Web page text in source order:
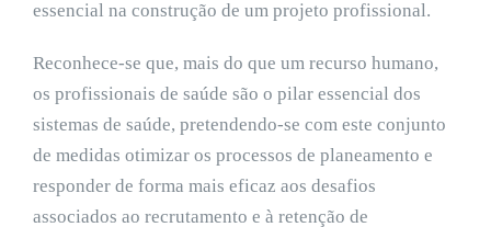
essencial na construção de um projeto profissional.
Reconhece-se que, mais do que um recurso humano,
os profissionais de saúde são o pilar essencial dos
sistemas de saúde, pretendendo-se com este conjunto
de medidas otimizar os processos de planeamento e
responder de forma mais eficaz aos desafios
associados ao recrutamento e à retenção de